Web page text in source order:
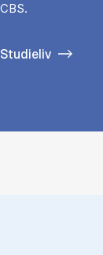
CBS.
Studieliv